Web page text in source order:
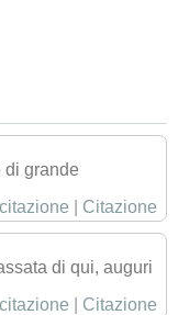
di grande
Citazione
di qui, auguri
Citazione